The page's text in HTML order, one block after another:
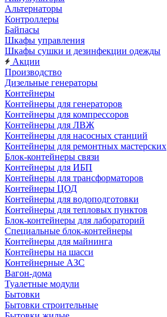
Альтернаторы
Контроллеры
Байпасы
Шкафы управления
Шкафы сушки и дезинфекции одежды
Акции
Производство
Дизельные генераторы
Контейнеры
Контейнеры для генераторов
Контейнеры для компрессоров
Контейнеры для ЛВЖ
Контейнеры для насосных станций
Контейнеры для ремонтных мастерских
Блок-контейнеры связи
Контейнеры для ИБП
Контейнеры для трансформаторов
Контейнеры ЦОД
Контейнеры для водоподготовки
Контейнеры для тепловых пунктов
Блок-контейнеры для лабораторий
Специальные блок-контейнеры
Контейнеры для майнинга
Контейнеры на шасси
Контейнерные АЗС
Вагон-дома
Туалетные модули
Бытовки
Бытовки строительные